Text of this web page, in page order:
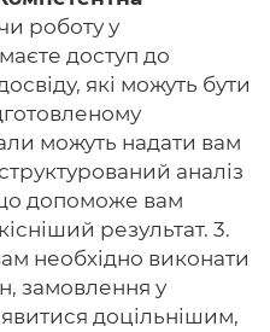
роботу у
доступ до
які можуть бути
можуть надати вам
аналіз
що допоможе вам
результат. 3.
необхідно виконати
замовлення у
доцільнішим,